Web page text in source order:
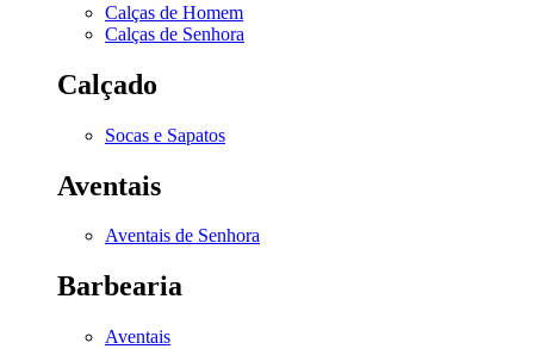
Calças de Homem
Calças de Senhora
Calçado
Socas e Sapatos
Aventais
Aventais de Senhora
Barbearia
Aventais